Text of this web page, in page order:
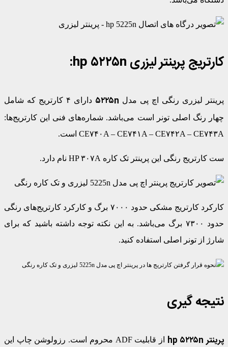
کارتریج پرینتر لیزریhp ۵۲۲۵n:
پرینتر لیزری رنگی اچ پی مدل ۵۲۲۵n
دارای ۴ کارتریج که شامل
چهار رنگ اصلی تونر است می‌باشد. شماره‌های فنی این کارتریج‌ها:
CE۷۴۰A – CE۷۴۱A – CE۷۴۲A – CE۷۴۳A است.
ست کارتریج رنگی این پرینتر تک کاره HP ۳۰۷A نام دارد.
کارکرد کارتریج مشکی حدود ۷۰۰۰ برگ و کارکرد کارتریج‌های رنگی
حدود ۷۳۰۰ برگ می‌باشد. به این نکته توجه داشته باشید که برای
شارژ از تونر اصلی استفاده کنید.
نتیجه گیری
پرینترhp ۵۲۲۵n
از قابلیت ADF محروم است. رزولوشن چاپ این